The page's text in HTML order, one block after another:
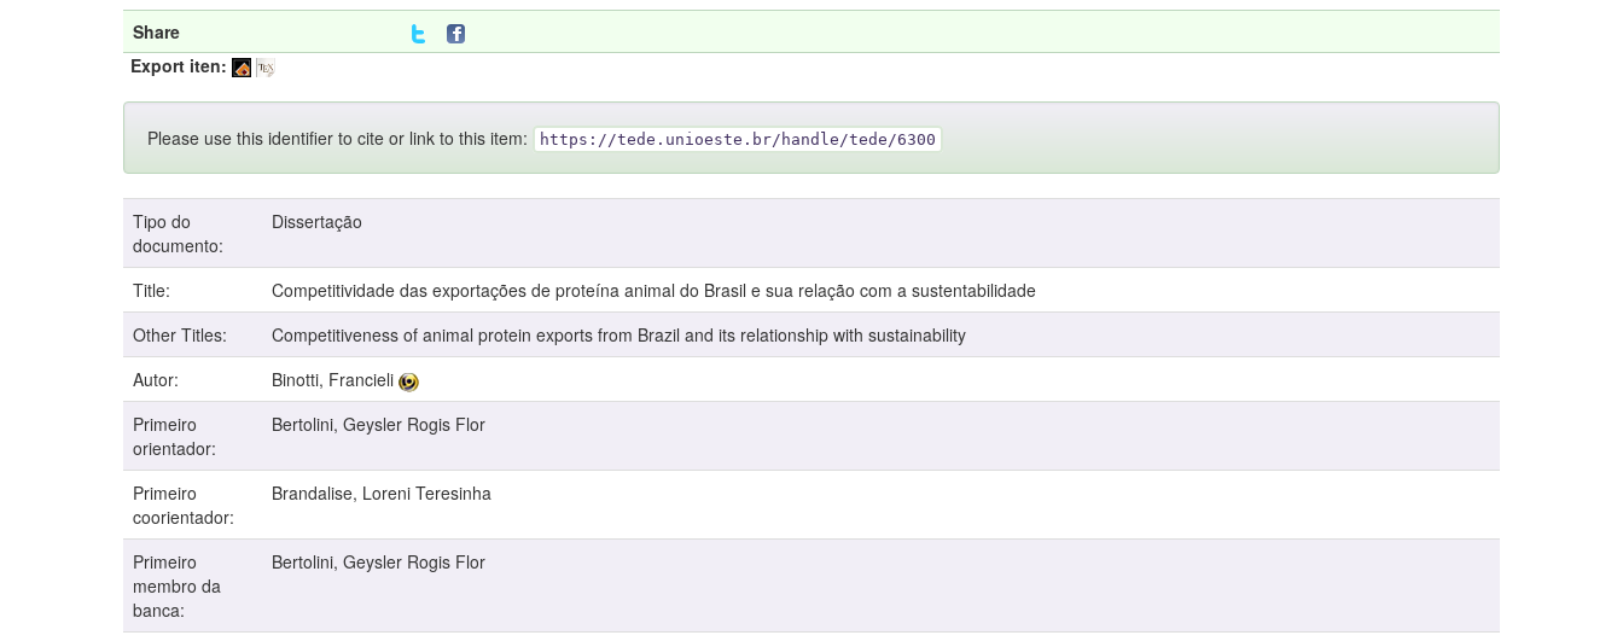
Share
Export iten:
Please use this identifier to cite or link to this item: https://tede.unioeste.br/handle/tede/6300
Tipo do
documento:
Dissertação
Title:
Competitividade das exportações de proteína animal do Brasil e sua relação com a sustentabilidade
Other Titles:
Competitiveness of animal protein exports from Brazil and its relationship with sustainability
Autor:
Binotti, Francieli
Primeiro
orientador:
Bertolini, Geysler Rogis Flor
Primeiro
coorientador:
Brandalise, Loreni Teresinha
Primeiro
membro da
banca:
Bertolini, Geysler Rogis Flor